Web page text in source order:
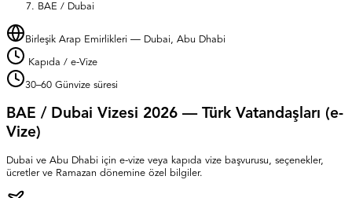
BAE / Dubai
Birleşik Arap Emirlikleri — Dubai, Abu Dhabi
Kapıda / e-Vize
30–60 Günvize süresi
BAE / Dubai Vizesi 2026 — Türk Vatandaşları (e-
Vize)
Dubai ve Abu Dhabi için e-vize veya kapıda vize başvurusu, seçenekler,
ücretler ve Ramazan dönemine özel bilgiler.